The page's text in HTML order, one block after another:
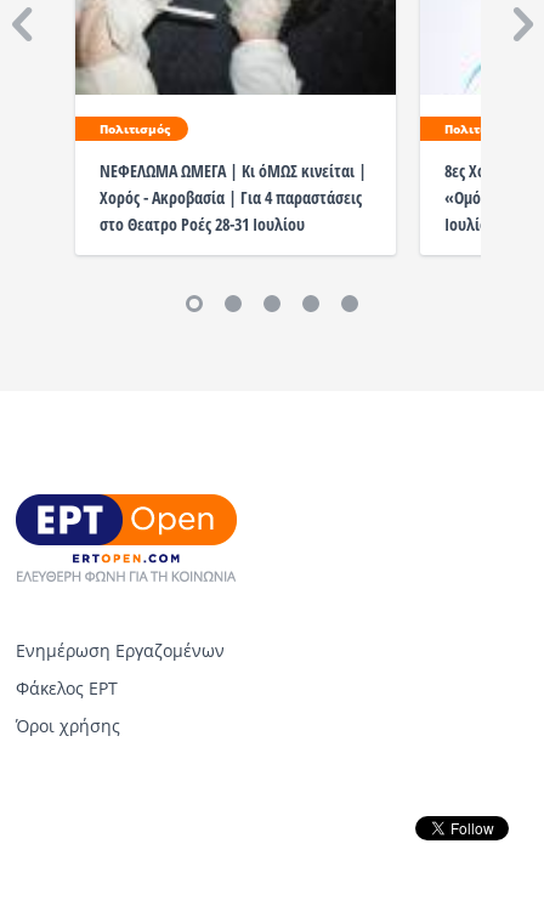
Πολιτισμός
ΝΕΦΕΛΩΜΑ ΩΜΕΓΑ | Κι όΜΩΣ κινείται |
Χορός - Ακροβασία | Για 4 παραστάσεις
στο Θεατρο Ροές 28-31 Ιουλίου
Πολιτισμός
8ες
«Ομόκεντροι
Ιουλίου στην
Ενημέρωση Εργαζομένων
Φάκελος ΕΡΤ
Όροι χρήσης